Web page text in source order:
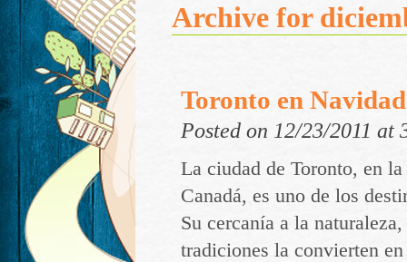
Archive for
Toronto en
Posted on 12/23/2011 at
La ciudad de Toronto, en la
Canadá, es uno de los
Su cercanía a la
tradiciones la convierten